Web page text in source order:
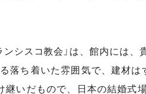
ンシスコ教会」は、館内には、
落ち着いた雰囲気で、建材は
継いだもので、日本の結婚式